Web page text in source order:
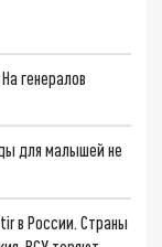
генералов
для малышей не
в России. Страны